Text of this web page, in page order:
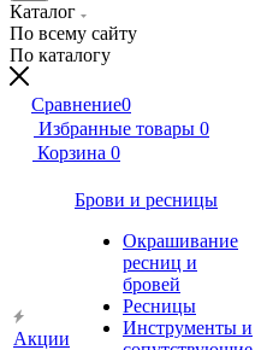
Каталог
По всему сайту
По каталогу
Сравнение0
Избранные товары 0
Корзина 0
Акции
Брови и ресницы
Окрашивание
ресниц и
бровей
Ресницы
Инструменты и